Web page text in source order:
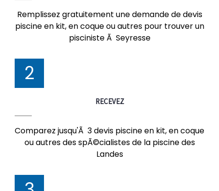
Remplissez gratuitement une demande de devis
piscine en kit, en coque ou autres pour trouver un
pisciniste Ã Seyresse
2
RECEVEZ
Comparez jusqu'Ã 3 devis piscine en kit, en coque
ou autres des spÃ©cialistes de la piscine des
Landes